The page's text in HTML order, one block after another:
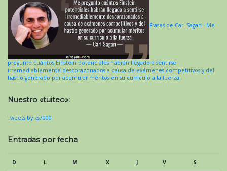
Frases de Carl Sagan - Me
pregunto cuántos Einstein potenciales habrán llegado a sentirse
irremediablemente descorazonados a causa de exámenes competitivos y del
hastío generado por acumular méritos en su currículo a la fuerza.
Nuestro «tuiteo»:
Tweets by ks7000
Entradas por fecha
D L M X J V
S